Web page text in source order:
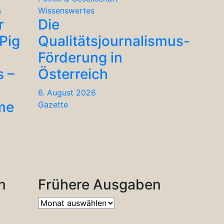
–
Wissenswertes
Die
Qualitätsjournalismus-
Förderung in
Österreich
6. August 2026
Gazette
Frühere Ausgaben
Frühere